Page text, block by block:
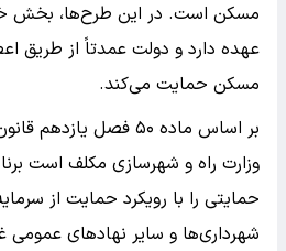
مسکن است. در این طرح‌ها، بخش
عهده دارد و دولت عمدتاً از طریق
مسکن حمایت می‌کند.
بر اساس ماده ۵۰ فصل
وزارت راه و شهرسازی مکلف است
حمایتی را با رویکرد حمایت از
شهرداری‌ها و سایر نهادهای عمومی